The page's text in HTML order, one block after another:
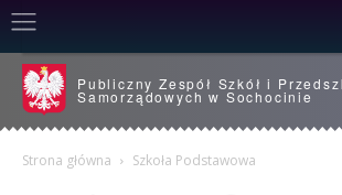
Publiczny Zespół Szkół i
Samorządowych w Sochocinie
Strona główna Szkoła Podstawowa